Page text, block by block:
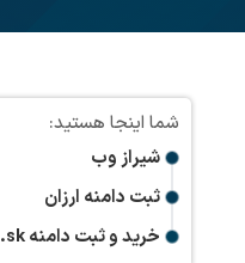
شیراز وب
ثبت دامنه ارزان
خرید و ثبت دامنه.sk